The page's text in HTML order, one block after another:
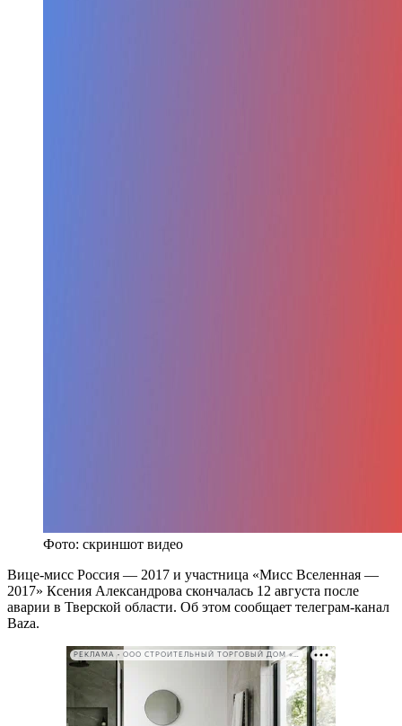
Фото: скриншот видео
Вице-мисс Россия — 2017 и участница «Мисс Вселенная —
2017» Ксения Александрова скончалась 12 августа после
аварии в Тверской области. Об этом сообщает телеграм-канал
Baza.
РЕКЛАМА • ООО СТРОИТЕЛЬНЫЙ ТОРГОВЫЙ ДОМ «ПЕТРОВИЧ». ИНН: 7802348846